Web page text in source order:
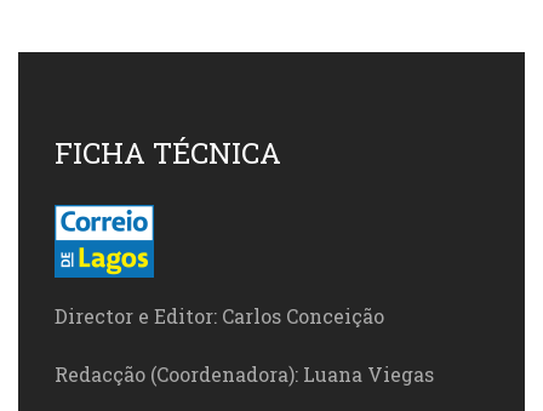
FICHA TÉCNICA
Director e Editor: Carlos Conceição
Redacção (Coordenadora): Luana Viegas